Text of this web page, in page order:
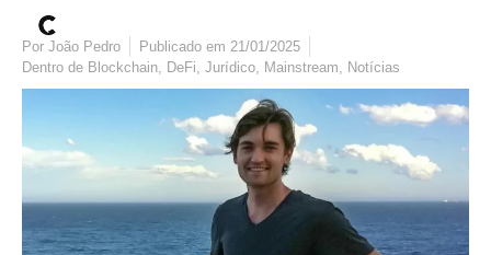
Por João Pedro Publicado em 21/01/2025
Dentro de Blockchain, DeFi, Jurídico, Mainstream, Notícias